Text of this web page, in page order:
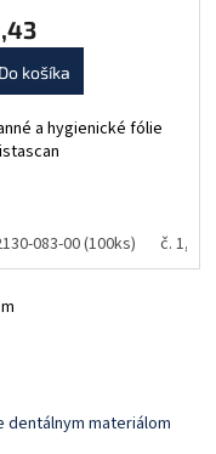
Do košíka
a hygienické fólie
083-00 (100ks) č. 1,
dentálnym materiálom